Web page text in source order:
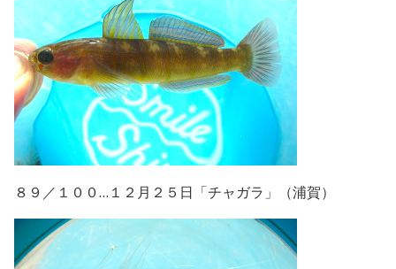
８９／１００…１２月２５日「チャガラ」（浦賀）